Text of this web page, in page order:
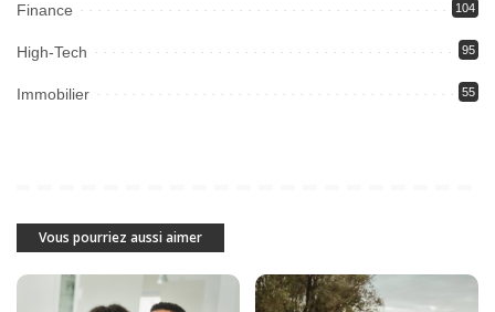
Finance 104
High-Tech 95
Immobilier 55
Vous pourriez aussi aimer